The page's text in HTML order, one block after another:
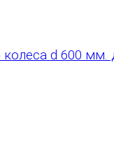
d 600 мм.